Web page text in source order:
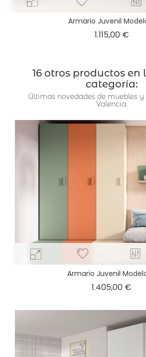
Armario Juvenil
1.115,00 €
16 otros productos en
categoría:
Últimas novedades de muebles
Valencia.
Armario Juvenil
1.405,00 €